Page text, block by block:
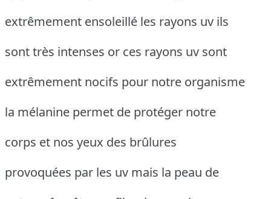
extrêmement ensoleillé les rayons uv ils
sont très intenses or ces rayons uv sont
extrêmement nocifs pour notre organisme
la mélanine permet de protéger notre
corps et nos yeux des brûlures
provoquées par les uv mais la peau de